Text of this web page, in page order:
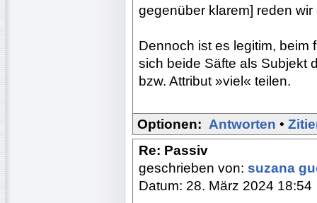
gegenüber klarem] reden wir
Dennoch ist es legitim, beim
sich beide Säfte als Subjekt
bzw. Attribut »viel« teilen.
Optionen: Antworten •
Re: Passiv
geschrieben von: suzana
Datum: 28. März 2024 18:54